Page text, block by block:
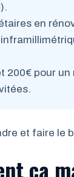
en
200€ pour
et faire le
ça